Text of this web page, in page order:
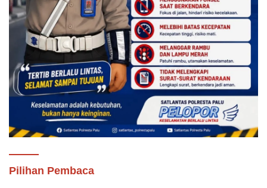
Pilihan Pembaca